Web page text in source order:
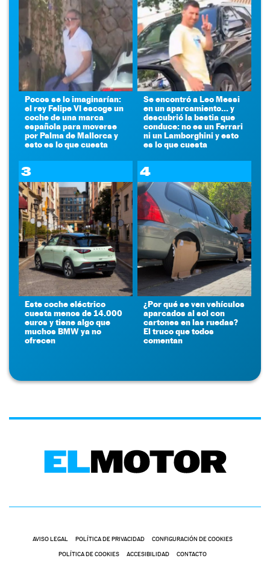
Pocos se lo imaginarían:
el rey Felipe VI escoge un
coche de una marca
española para moverse
por Palma de Mallorca y
esto es lo que cuesta
Se encontró a Leo Messi
en un aparcamiento... y
descubrió la bestia que
conduce: no es un Ferrari
ni un Lamborghini y esto
es lo que cuesta
3
Este coche eléctrico
cuesta menos de 14.000
euros y tiene algo que
muchos BMW ya no
ofrecen
4
¿Por qué se ven vehículos
aparcados al sol con
cartones en las ruedas?
El truco que todos
comentan
AVISO LEGAL POLÍTICA DE PRIVACIDAD CONFIGURACIÓN DE COOKIES
POLÍTICA DE COOKIES ACCESIBILIDAD CONTACTO